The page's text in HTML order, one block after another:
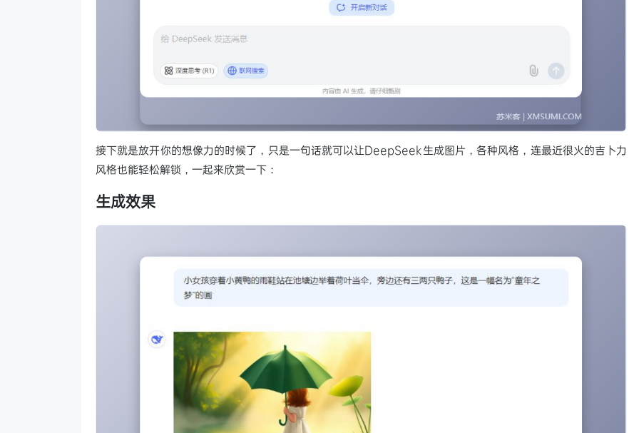
接下就是放开你的想像力的时候了，只是一句话就可以让DeepSeek生成图片，各种风格，连最近很火的吉卜力
风格也能轻松解锁，一起来欣赏一下：
生成效果